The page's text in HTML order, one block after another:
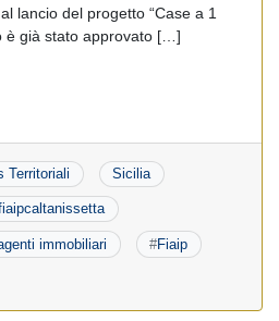
lancio del progetto “Case a 1
è già stato approvato […]
Territoriali Sicilia
immobiliari #Fiaip